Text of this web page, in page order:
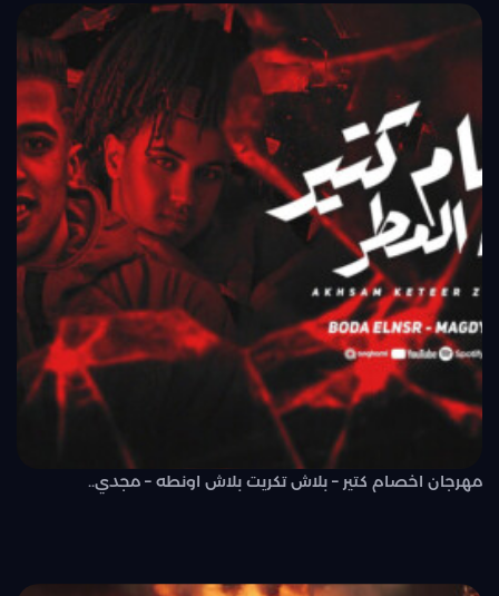
مهرجان اخصام كتير – بلاش تكريت بلاش اونطه – مجدي..